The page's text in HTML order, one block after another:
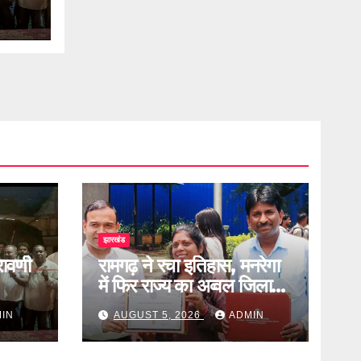
झारखंड
रामगढ़ ने रचा इतिहास, मनरेगा
में फिर राज्य का अव्वल जिला
बनाAUGUST 5, 2026 ADMIN